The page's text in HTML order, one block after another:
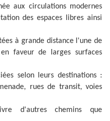
aux circulations modernes
des espaces libres ainsi
à grande distance l'une de
faveur de larges surfaces
selon leurs destinations :
rues de transit, voies
d'autres chemins que